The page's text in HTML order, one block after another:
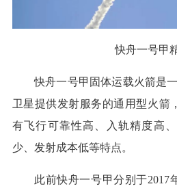
快舟一号甲
快舟一号甲固体运载火箭是
卫星提供发射服务的通用型火箭
有飞行可靠性高、入轨精度高
少、发射成本低等特点。
此前快舟一号甲分别于2017